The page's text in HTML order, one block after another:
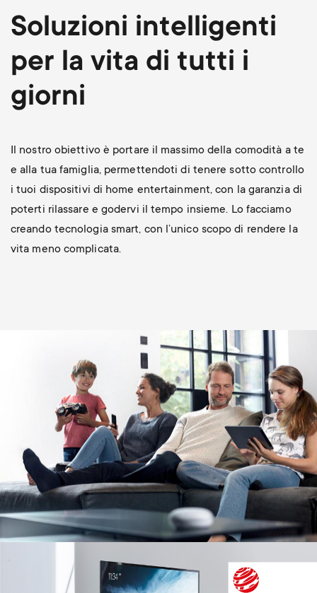
t
s
m
n
u
p
o
r
t
m
e
n
u
Soluzioni intelligenti
per la vita di tutti i
giorni
Il nostro obiettivo è portare il massimo della comodità a te
e alla tua famiglia, permettendoti di tenere sotto controllo
i tuoi dispositivi di home entertainment, con la garanzia di
poterti rilassare e godervi il tempo insieme. Lo facciamo
creando tecnologia smart, con l’unico scopo di rendere la
vita meno complicata.